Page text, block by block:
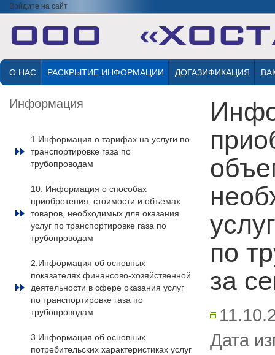
Войдите на сайт
О НАС РАСКРЫТИЕ ИНФОРМАЦИИ ДОГАЗИФИКАЦИЯ
Информация
1.Информация о тарифах на услуги по
транспортировке газа по
трубопроводам
10. Информация о способах
приобретения, стоимости и объемах
товаров, необходимых для оказания
услуг по транспортировке газа по
трубопроводам
2.Информация об основных
показателях финансово-хозяйственной
деятельности в сфере оказания услуг
по транспортировке газа по
трубопроводам
3.Информация об основных
потребительских характеристиках услуг
по
за
Дата